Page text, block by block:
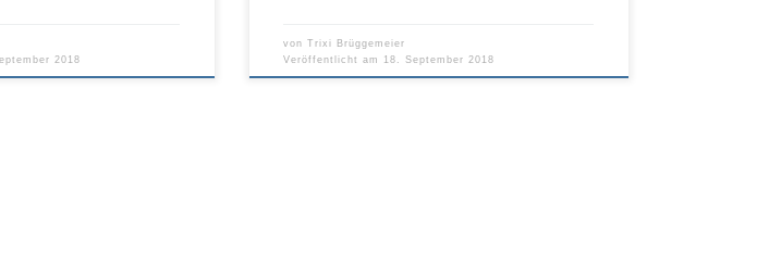
2018
vonTrixi Brüggemeier
Veröffentlicht am 18. September 2018